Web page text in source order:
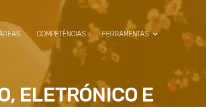
COMPETÊNCIAS FERRAMENTAS
SIMULADOR
RAIO-X
ELETRÓNICO E